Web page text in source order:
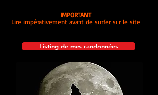
Listing de mes randonnées
IMPORTANT
Lire impérativement avant de surfer sur le site